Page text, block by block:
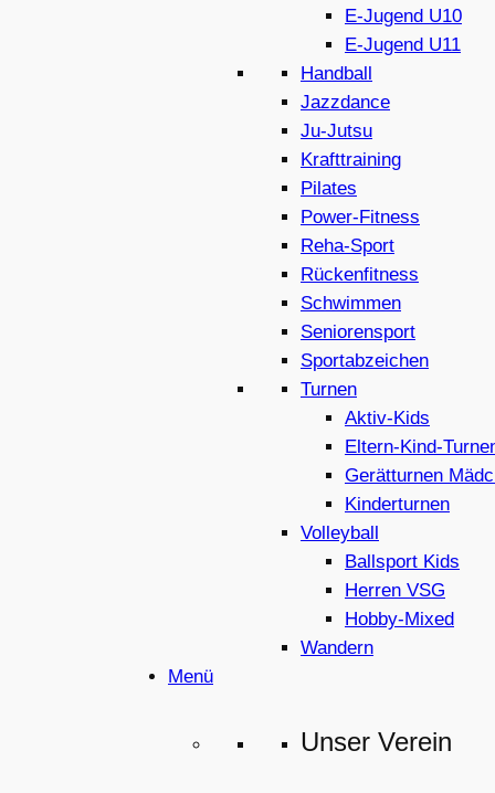
E-Jugend U10
E-Jugend U11
Handball
Jazzdance
Ju-Jutsu
Krafttraining
Pilates
Power-Fitness
Reha-Sport
Rückenfitness
Schwimmen
Seniorensport
Sportabzeichen
Turnen
Aktiv-Kids
Eltern-Kind-
Gerätturnen
Kinderturnen
Volleyball
Ballsport Kids
Herren VSG
Hobby-Mixed
Wandern
Menü
Unser Verein